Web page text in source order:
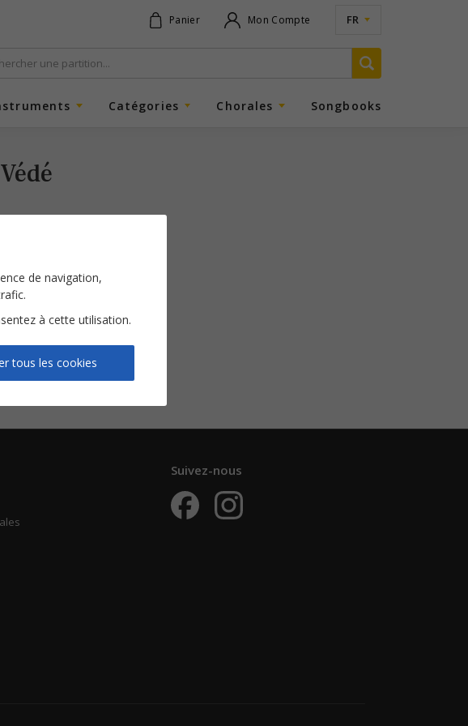
Panier Mon Compte FR
Catégories Chorales Songbooks
Suivez-nous
de navigation,
à cette utilisation.
tous les cookies